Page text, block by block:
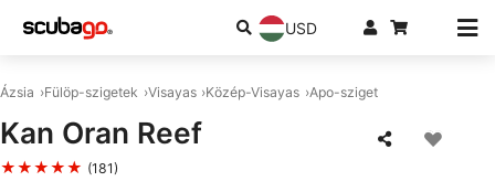
USD
Ázsia Fülöp-szigetek Visayas Közép-Visayas Apo-sziget
Kan Oran Reef
★★★★★ (181)